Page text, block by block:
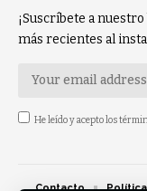
¡Suscríbete a
más recientes al
He leído y acepto los
Contacto